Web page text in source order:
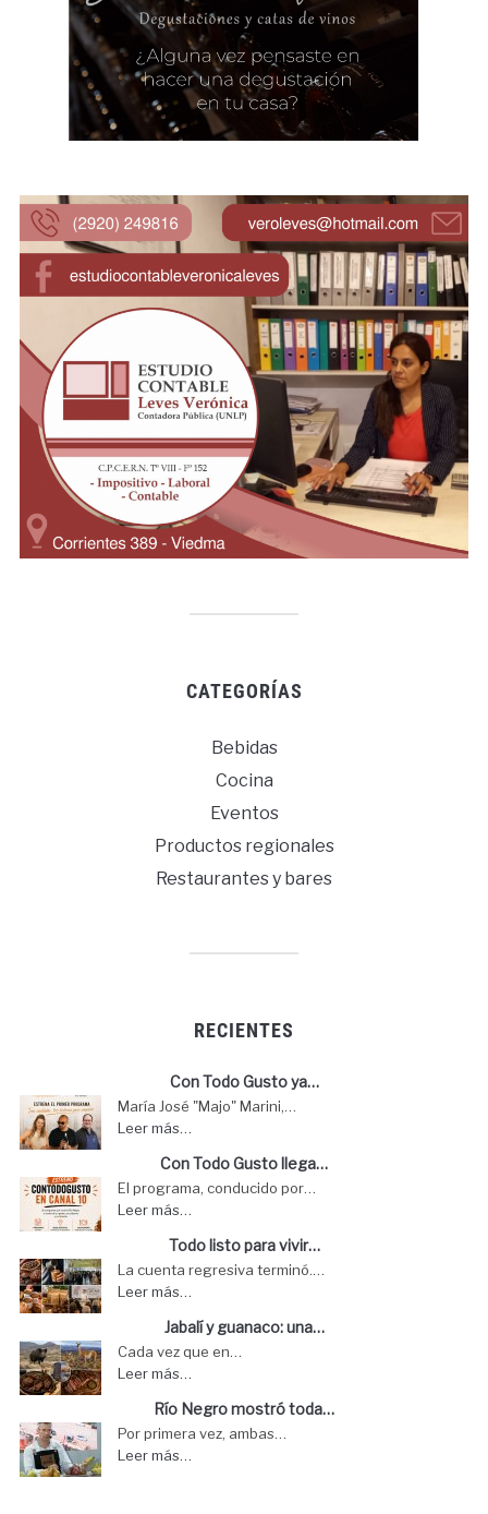
CATEGORÍAS
Bebidas
Cocina
Eventos
Productos regionales
Restaurantes y bares
RECIENTES
Con Todo Gusto ya…
María José "Majo" Marini,…
Leer más…
Con Todo Gusto llega…
El programa, conducido por…
Leer más…
Todo listo para vivir…
La cuenta regresiva terminó.…
Leer más…
Jabalí y guanaco: una…
Cada vez que en…
Leer más…
Río Negro mostró toda…
Por primera vez, ambas…
Leer más…